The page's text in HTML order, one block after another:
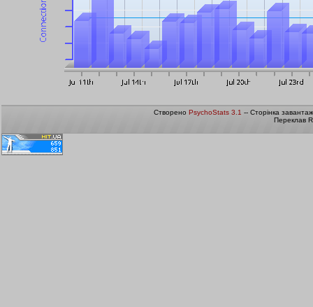
Створено PsychoStats 3.1 -- Сторінка
Переклав